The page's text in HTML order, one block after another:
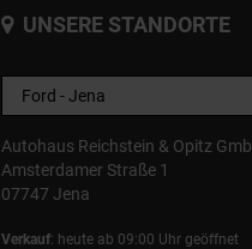
UNSERE STANDORTE
Autohaus Reichstein & Opitz
Amsterdamer Straße 1
07747 Jena
Verkauf: heute ab 09:00 Uhr geöffnet